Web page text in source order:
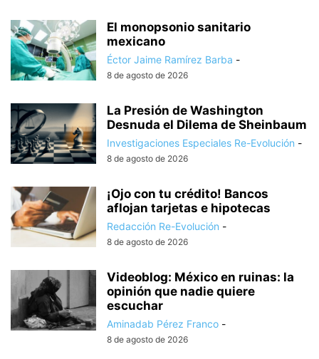
El monopsonio sanitario
mexicano
Éctor Jaime Ramírez Barba -
8 de agosto de 2026
La Presión de Washington
Desnuda el Dilema de Sheinbaum
Investigaciones Especiales Re-Evolución -
8 de agosto de 2026
¡Ojo con tu crédito! Bancos
aflojan tarjetas e hipotecas
Redacción Re-Evolución -
8 de agosto de 2026
Videoblog: México en ruinas: la
opinión que nadie quiere
escuchar
Aminadab Pérez Franco -
8 de agosto de 2026